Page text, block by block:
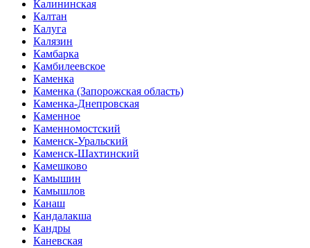
Калининская
Калтан
Калуга
Калязин
Камбарка
Камбилеевское
Каменка
Каменка (Запорожская область)
Каменка-Днепровская
Каменное
Каменномостский
Каменск-Уральский
Каменск-Шахтинский
Камешково
Камышин
Камышлов
Канаш
Кандалакша
Кандры
Каневская